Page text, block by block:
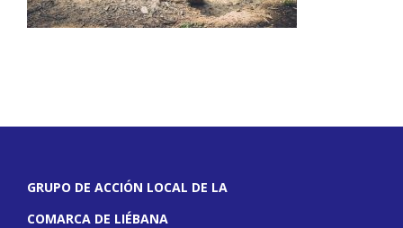
GRUPO DE ACCIÓN LOCAL DE LA
COMARCA DE LIÉBANA